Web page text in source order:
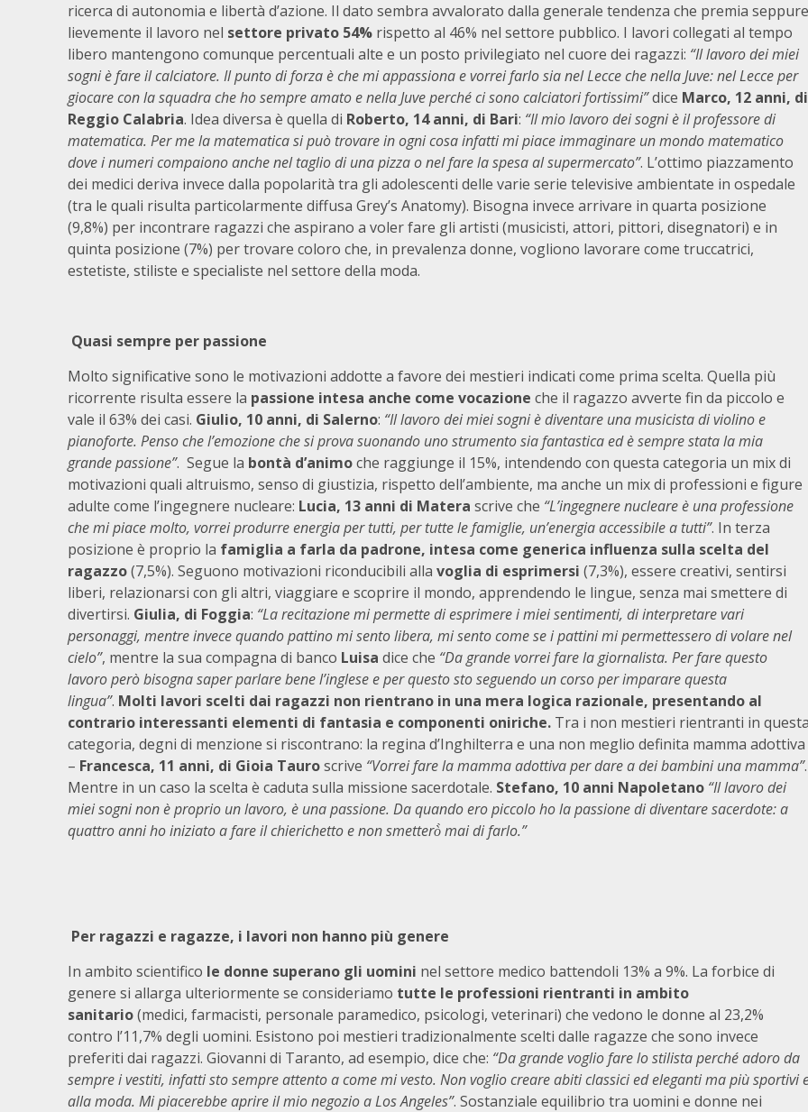
ricerca di autonomia e libertà d’azione. Il dato sembra avvalorato dalla generale tendenza che premia seppure
lievemente il lavoro nel settore privato 54% rispetto al 46% nel settore pubblico. I lavori collegati al tempo
libero mantengono comunque percentuali alte e un posto privilegiato nel cuore dei ragazzi: “Il lavoro dei miei
sogni è fare il calciatore. Il punto di forza è che mi appassiona e vorrei farlo sia nel Lecce che nella Juve: nel Lecce per
giocare con la squadra che ho sempre amato e nella Juve perché ci sono calciatori fortissimi”dice Marco, 12 anni, di
Reggio Calabria. Idea diversa è quella di Roberto, 14 anni, di Bari: “Il mio lavoro dei sogni è il professore di
matematica. Per me la matematica si può trovare in ogni cosa infatti mi piace immaginare un mondo matematico
dove i numeri compaiono anche nel taglio di una pizza o nel fare la spesa al supermercato”. L’ottimo piazzamento
dei medici deriva invece dalla popolarità tra gli adolescenti delle varie serie televisive ambientate in ospedale
(tra le quali risulta particolarmente diffusa Grey’s Anatomy). Bisogna invece arrivare in quarta posizione
(9,8%) per incontrare ragazzi che aspirano a voler fare gli artisti (musicisti, attori, pittori, disegnatori) e in
quinta posizione (7%) per trovare coloro che, in prevalenza donne, vogliono lavorare come truccatrici,
estetiste, stiliste e specialiste nel settore della moda.
Quasi sempre per passione
Molto significative sono le motivazioni addotte a favore dei mestieri indicati come prima scelta. Quella più
ricorrente risulta essere la passione intesa anche come vocazione che il ragazzo avverte fin da piccolo e
vale il 63% dei casi. Giulio, 10 anni, di Salerno: “Il lavoro dei miei sogni è diventare una musicista di violino e
pianoforte. Penso che l’emozione che si prova suonando uno strumento sia fantastica ed è sempre stata la mia
grande passione”. Segue la bontà d’animoche raggiunge il 15%, intendendo con questa categoria un mix di
motivazioni quali altruismo, senso di giustizia, rispetto dell’ambiente, ma anche un mix di professioni e figure
adulte come l’ingegnere nucleare: Lucia, 13 anni di Matera scrive che “L’ingegnere nucleare è una professione
che mi piace molto, vorrei produrre energia per tutti, per tutte le famiglie, un’energia accessibile a tutti”. In terza
posizione è proprio la famiglia a farla da padrone, intesa come generica influenza sulla scelta del
ragazzo(7,5%). Seguono motivazioni riconducibili alla voglia di esprimersi (7,3%), essere creativi, sentirsi
liberi, relazionarsi con gli altri, viaggiare e scoprire il mondo, apprendendo le lingue, senza mai smettere di
divertirsi. Giulia, di Foggia: “La recitazione mi permette di esprimere i miei sentimenti, di interpretare vari
personaggi, mentre invece quando pattino mi sento libera, mi sento come se i pattini mi permettessero di volare nel
cielo”, mentre la sua compagna di banco Luisa dice che “Da grande vorrei fare la giornalista. Per fare questo
lavoro però bisogna saper parlare bene l’inglese e per questo sto seguendo un corso per imparare questa
lingua”. Molti lavori scelti dai ragazzi non rientrano in una mera logica razionale, presentando al
contrario interessanti elementi di fantasia e componenti oniriche. Tra i non mestieri rientranti in
categoria, degni di menzione si riscontrano: la regina d’Inghilterra e una non meglio definita mamma adottiva
– Francesca, 11 anni, di Gioia Tauroscrive “Vorrei fare la mamma adottiva per dare a dei bambini una mamma”.
Mentre in un caso la scelta è caduta sulla missione sacerdotale. Stefano, 10 anni Napoletano “Il lavoro dei
miei sogni non è proprio un lavoro, è una passione. Da quando ero piccolo ho la passione di diventare sacerdote: a
quattro anni ho iniziato a fare il chierichetto e non smetterò̀ mai di farlo.”
Per ragazzi e ragazze, i lavori non hanno più genere
In ambito scientifico le donne superano gli uomini nel settore medico battendoli 13% a 9%. La forbice di
genere si allarga ulteriormente se consideriamo tutte le professioni rientranti in ambito
sanitario(medici, farmacisti, personale paramedico, psicologi, veterinari) che vedono le donne al 23,2%
contro l’11,7% degli uomini. Esistono poi mestieri tradizionalmente scelti dalle ragazze che sono invece
preferiti dai ragazzi. Giovanni di Taranto, ad esempio, dice che: “Da grande voglio fare lo stilista perché adoro da
sempre i vestiti, infatti sto sempre attento a come mi vesto. Non voglio creare abiti classici ed eleganti ma più sportivi
alla moda. Mi piacerebbe aprire il mio negozio a Los Angeles”. Sostanziale equilibrio tra uomini e donne nei